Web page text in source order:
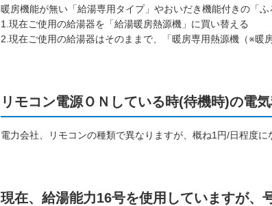
暖房機能が無い「給湯専用タイプ」やおいだき機能付きの「
1.現在ご使用の給湯器を「給湯暖房熱源機」に買い替える
2.現在ご使用の給湯器はそのままで、「暖房専用熱源機（※暖
リモコン電源ＯＮしている時(待機時)の電
電力会社、リモコンの種類で異なりますが、概ね1円/日程度に
現在、給湯能力16号を使用していますが、